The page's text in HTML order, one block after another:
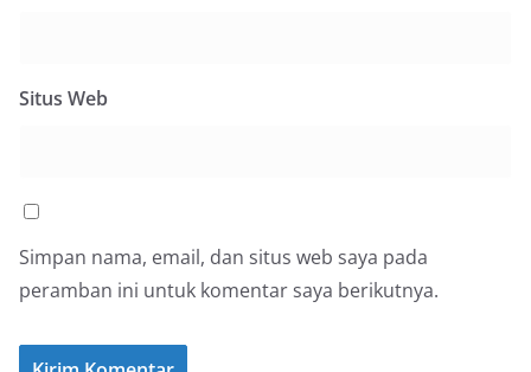
Situs Web
Simpan nama, email, dan situs web saya pada
peramban ini untuk komentar saya berikutnya.